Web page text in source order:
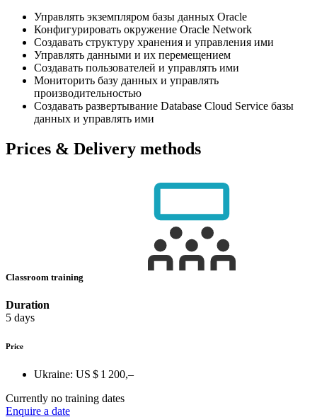
Управлять экземпляром базы данных Oracle
Конфигурировать окружение Oracle Network
Создавать структуру хранения и управления ими
Управлять данными и их перемещением
Создавать пользователей и управлять ими
Мониторить базу данных и управлять
производительностью
Создавать развертывание Database Cloud Service базы
данных и управлять ими
Prices & Delivery methods
Classroom training
Duration
5 days
Price
Ukraine: US $ 1 200,–
Currently no training dates
Enquire a date